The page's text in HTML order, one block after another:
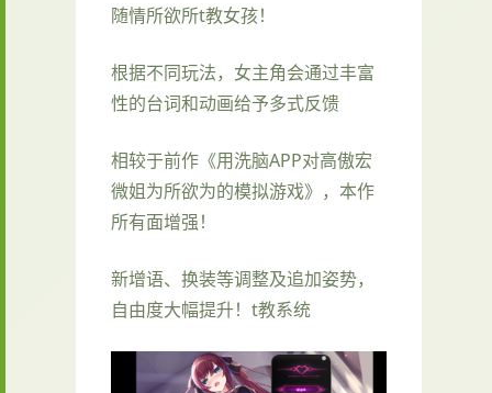
随情所欲所t教女孩！
根据不同玩法，女主角会通过丰富
性的台词和动画给予多式反馈
相较于前作《用洗脑APP对高傲宏
微姐为所欲为的模拟游戏》，本作
所有面增强！
新增语、换装等调整及追加姿势，
自由度大幅提升！t教系统